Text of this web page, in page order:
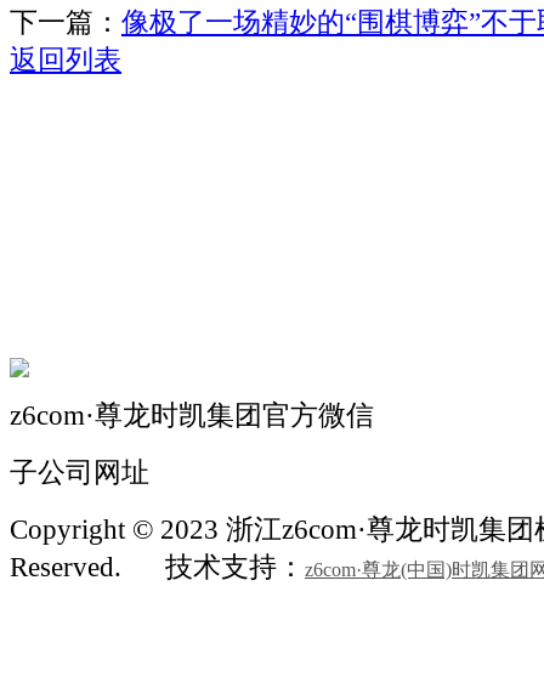
下一篇： 像极了一场精妙的“围棋博弈”不
返回列表
z6com·尊龙时凯集团官方微信
子公司网址
Copyright © 2023 浙江z6com·尊龙时凯集
Reserved.
技术支持： z6com·尊龙(中国)时凯集团